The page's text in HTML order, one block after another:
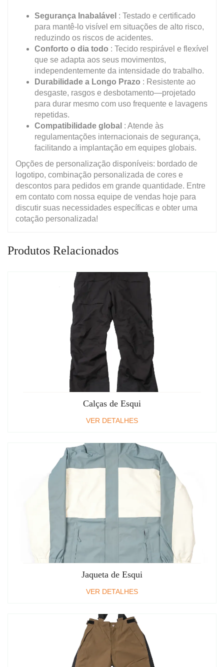
Segurança Inabalável : Testado e certificado
para mantê-lo visível em situações de alto risco,
reduzindo os riscos de acidentes.
Conforto o dia todo : Tecido respirável e flexível
que se adapta aos seus movimentos,
independentemente da intensidade do trabalho.
Durabilidade a Longo Prazo : Resistente ao
desgaste, rasgos e desbotamento—projetado
para durar mesmo com uso frequente e lavagens
repetidas.
Compatibilidade global : Atende às
regulamentações internacionais de segurança,
facilitando a implantação em equipes globais.
Opções de personalização disponíveis: bordado de
logotipo, combinação personalizada de cores e
descontos para pedidos em grande quantidade. Entre
em contato com nossa equipe de vendas hoje para
discutir suas necessidades específicas e obter uma
cotação personalizada!
Produtos Relacionados
Calças de Esqui
VER DETALHES
Jaqueta de Esqui
VER DETALHES